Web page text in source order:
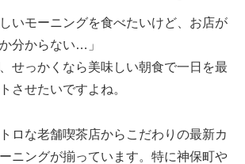
いモーニングを食べたいけど、お店が
分からない…」
せっかくなら美味しい朝食で一日を最
させたいですよね。
ロな老舗喫茶店からこだわりの最新カ
ニングが揃っています。特に神保町や